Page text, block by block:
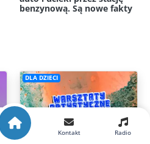
benzynową. Są nowe fakty
DLA DZIECI
Kontakt Radio